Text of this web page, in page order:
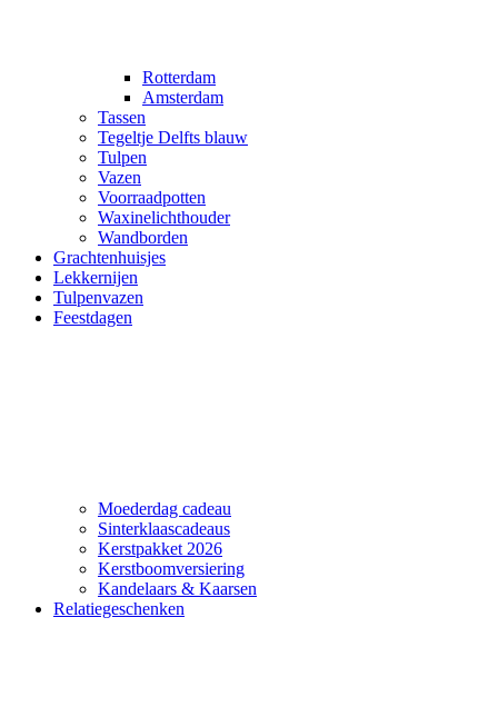
Rotterdam
Amsterdam
Tassen
Tegeltje Delfts blauw
Tulpen
Vazen
Voorraadpotten
Waxinelichthouder
Wandborden
Grachtenhuisjes
Lekkernijen
Tulpenvazen
Feestdagen
Moederdag cadeau
Sinterklaascadeaus
Kerstpakket 2026
Kerstboomversiering
Kandelaars & Kaarsen
Relatiegeschenken